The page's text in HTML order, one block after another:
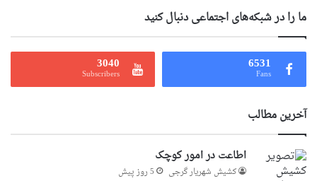
ما را در شبکه‌های اجتماعی دنبال کنید
6531
Fans
3040
Subscribers
آخرین مطالب
اطاعت در امور کوچک
کشیش شهریار گرجى 5 روز پیش